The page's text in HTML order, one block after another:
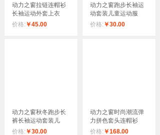
动力之窗拉链连帽衫
长袖运动外套上衣
价格: ￥45.00
动力之窗跑步长袖运
动套装儿童运动服
价格: ￥30.00
动力之窗秋冬跑步长
裤长袖运动套装儿
价格: ￥30.00
动力之窗时尚潮流弹
力拼色套头连帽衫
价格: ￥168.00